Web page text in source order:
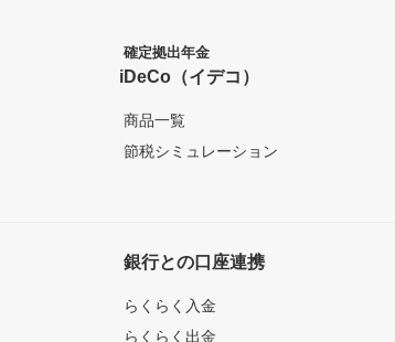
確定拠出年金
iDeCo（イデコ）
商品一覧
節税シミュレーション
銀行との口座連携
らくらく入金
らくらく出金